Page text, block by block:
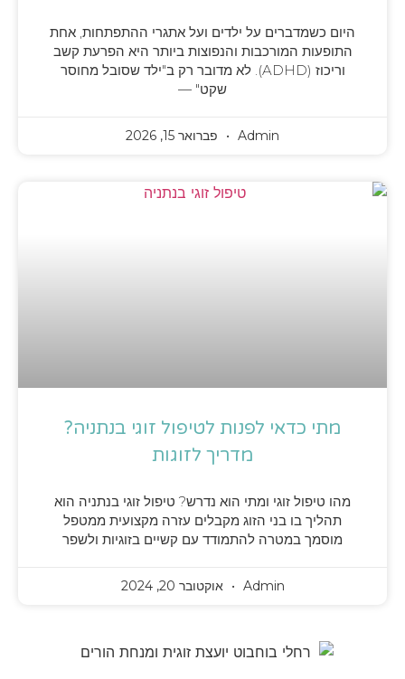
היום כשמדברים על ילדים ועל אתגרי ההתפתחות, אחת
התופעות המורכבות והנפוצות ביותר היא הפרעת קשב
וריכוז (ADHD). לא מדובר רק ב"ילד שסובל מחוסר
שקט" —
Admin פברואר 15, 2026
מתי כדאי לפנות לטיפול זוגי בנתניה?
מדריך לזוגות
מהו טיפול זוגי ומתי הוא נדרש? טיפול זוגי בנתניה הוא
תהליך בו בני הזוג מקבלים עזרה מקצועית ממטפל
מוסמך במטרה להתמודד עם קשיים בזוגיות ולשפר
Admin אוקטובר 20, 2024